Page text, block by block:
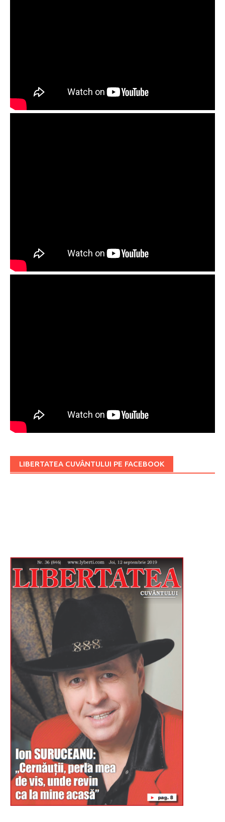
LIBERTATEA CUVÂNTULUI PE FACEBOOK